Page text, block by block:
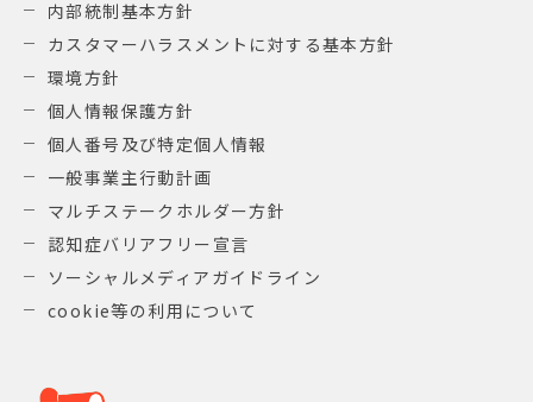
内部統制基本方針
カスタマーハラスメントに対する基本方針
環境方針
個人情報保護方針
個人番号及び特定個人情報
一般事業主行動計画
マルチステークホルダー方針
認知症バリアフリー宣言
ソーシャルメディアガイドライン
cookie等の利用について